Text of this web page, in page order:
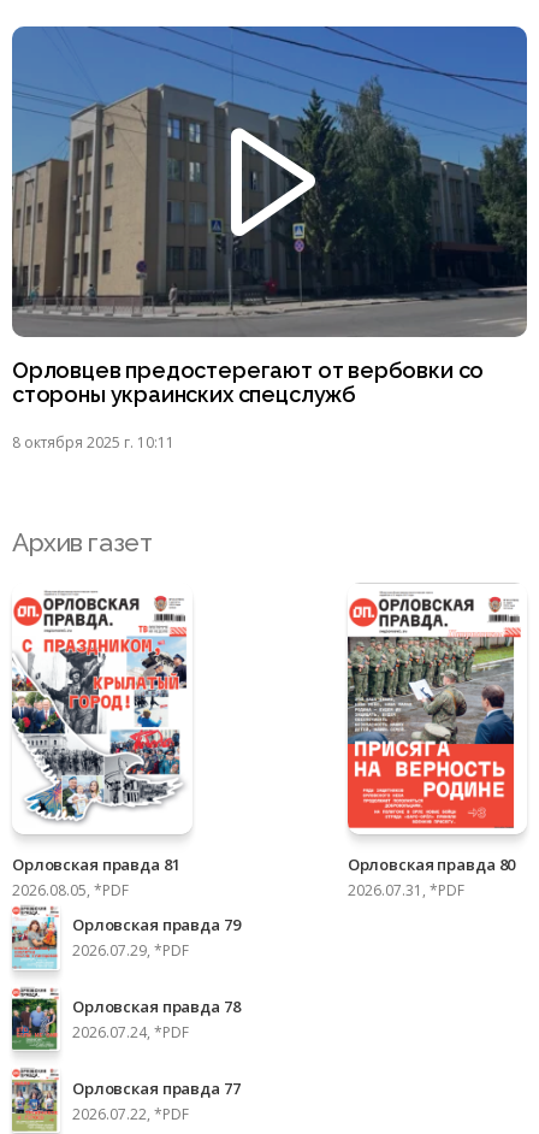
Орловцев предостерегают от вербовки со
стороны украинских спецслужб
8 октября 2025 г. 10:11
Архив газет
Орловская правда 81
2026.08.05, *PDF
Орловская правда 80
2026.07.31, *PDF
Орловская правда 79
2026.07.29, *PDF
Орловская правда 78
2026.07.24, *PDF
Орловская правда 77
2026.07.22, *PDF